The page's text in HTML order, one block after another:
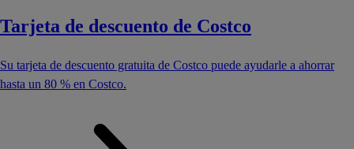
Tarjeta de descuento de Costco
Su tarjeta de descuento gratuita de Costco puede ayudarle a ahorrar
hasta un 80 % en Costco.